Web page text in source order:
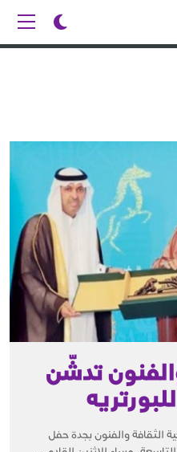
تدشّن
الثقافة والفنون بجدة حفل